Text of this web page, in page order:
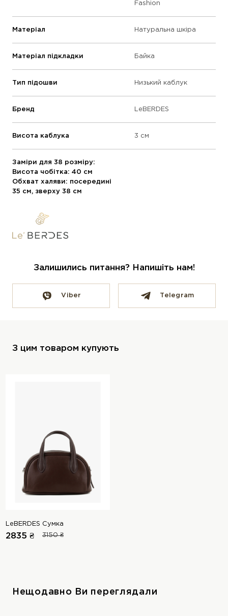
Fashion
Матеріал Натуральна шкіра
Матеріал підкладки Байка
Тип підошви Низький каблук
Бренд LeBERDES
Висота каблука 3 см
Заміри для 38 розміру:
Висота чобітка: 40 см
Обхват халяви: посередині
35 см, зверху 38 см
Залишились питання? Напишіть нам!
Viber Telegram
З цим товаром купують
LeBERDES Сумка
2835 ₴ 3150 ₴
Нещодавно Ви переглядали